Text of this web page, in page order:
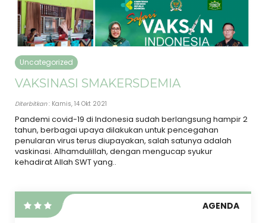
Uncategorized
VAKSINASI SMAKERSDEMIA
Diterbitkan: Kamis, 14 Okt 2021
Pandemi covid-19 di Indonesia sudah berlangsung hampir 2
tahun, berbagai upaya dilakukan untuk pencegahan
penularan virus terus diupayakan, salah satunya adalah
vaskinasi. Alhamdulillah, dengan mengucap syukur
kehadirat Allah SWT yang..
AGENDA